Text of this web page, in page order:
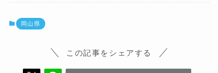
岡山県
この記事をシェアする